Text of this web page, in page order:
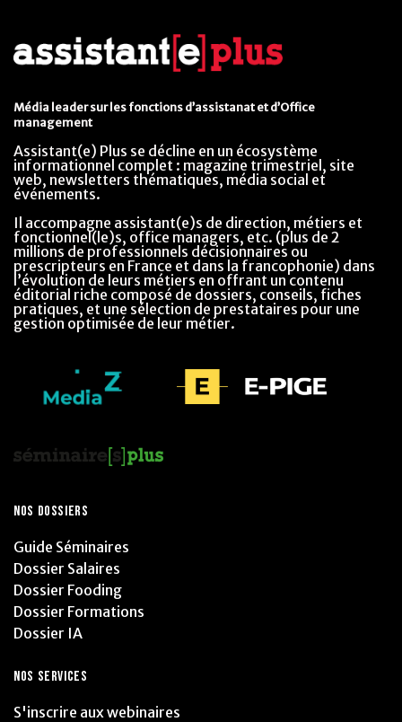
Média leader sur les fonctions d’assistanat et d’Office
management
Assistant(e) Plus se décline en un écosystème
informationnel complet : magazine trimestriel, site
web, newsletters thématiques, média social et
événements.
Il accompagne assistant(e)s de direction, métiers et
fonctionnel(le)s, office managers, etc. (plus de 2
millions de professionnels décisionnaires ou
prescripteurs en France et dans la francophonie) dans
l’évolution de leurs métiers en offrant un contenu
éditorial riche composé de dossiers, conseils, fiches
pratiques, et une sélection de prestataires pour une
gestion optimisée de leur métier.
NOS DOSSIERS
Guide Séminaires
Dossier Salaires
Dossier Fooding
Dossier Formations
Dossier IA
NOS SERVICES
S'inscrire aux webinaires